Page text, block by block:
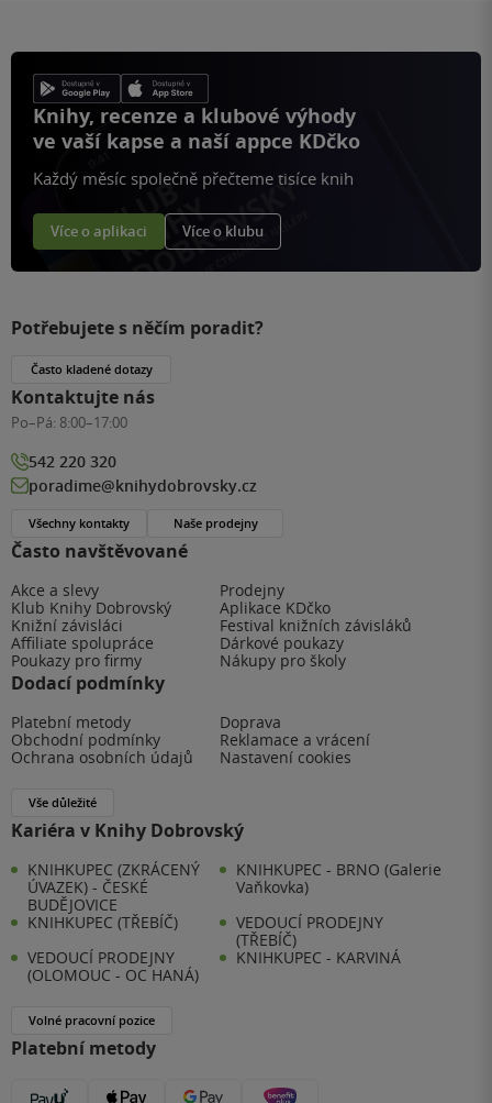
Knihy, recenze a klubové výhody
ve vaší kapse a naší appce KDčko
Každý měsíc společně přečteme tisíce knih
Více o aplikaci Více o klubu
Často navštěvované
Akce a slevy
Prodejny
Klub Knihy Dobrovský
Aplikace KDčko
Knižní závisláci
Festival knižních závisláků
Affiliate spolupráce
Dárkové poukazy
Poukazy pro firmy
Nákupy pro školy
Dodací podmínky
Platební metody
Doprava
Obchodní podmínky
Reklamace a vrácení
Ochrana osobních údajů
Nastavení cookies
Vše důležité
Kariéra v Knihy Dobrovský
KNIHKUPEC (ZKRÁCENÝ
ÚVAZEK) - ČESKÉ
BUDĚJOVICE
KNIHKUPEC - BRNO (Galerie
Vaňkovka)
KNIHKUPEC (TŘEBÍČ)
VEDOUCÍ PRODEJNY
(TŘEBÍČ)
VEDOUCÍ PRODEJNY
(OLOMOUC - OC HANÁ)
KNIHKUPEC - KARVINÁ
Volné pracovní pozice
Platební metody
Potřebujete s něčím poradit?
Často kladené dotazy
Kontaktujte nás
Po–Pá: 8:00–17:00
542 220 320
poradime@knihydobrovsky.cz
Všechny kontakty Naše prodejny